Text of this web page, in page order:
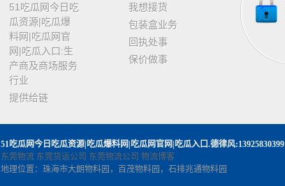
51吃瓜网今日吃
瓜资源|吃瓜爆
料网|吃瓜网官
网|吃瓜入口:生
产商及商场服务
行业
提供给链
我想接货
包装盒业务
回执处事
保价做事
51吃瓜网今日吃瓜资源|吃瓜爆料网|吃瓜网官网|吃瓜入口.德律风:13925830399
东莞物流 东莞货运公司 东莞物流公司 物流博客
地理位置：珠海市大朗物料园，百茂物料园，石排兆通物料园